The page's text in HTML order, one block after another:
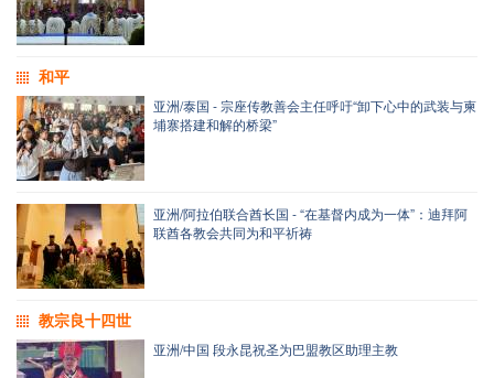
和平
亚洲/泰国 - 宗座传教善会主任呼吁“卸下心中的武装与柬
埔寨搭建和解的桥梁”
亚洲/阿拉伯联合酋长国 - “在基督内成为一体”：迪拜阿
联酋各教会共同为和平祈祷
教宗良十四世
亚洲/中国 段永昆祝圣为巴盟教区助理主教